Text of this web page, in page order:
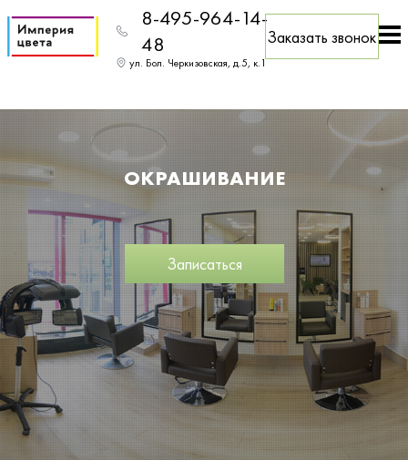
8-495-964-14-
48
ул. Бол. Черкизовская, д.5, к.1
Заказать звонок
ОКРАШИВАНИЕ
Записаться